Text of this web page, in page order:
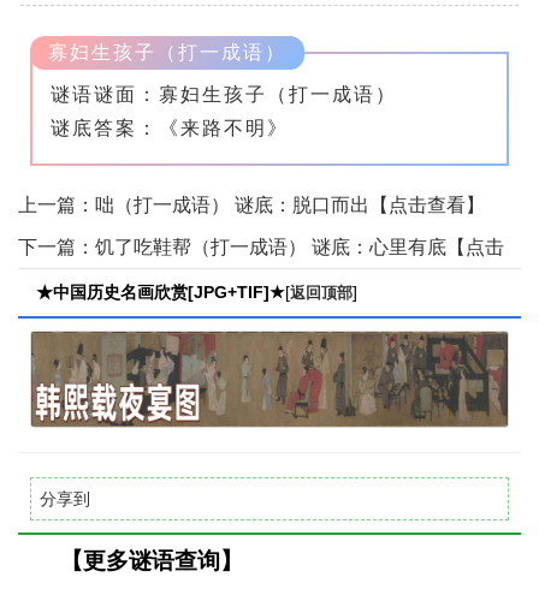
寡妇生孩子（打一成语）
谜语谜面：寡妇生孩子（打一成语）
谜底答案：《来路不明》
上一篇： 咄（打一成语） 谜底：脱口而出【点击查看】
下一篇： 饥了吃鞋帮（打一成语） 谜底：心里有底【点击
查看】
★中国历史名画欣赏[JPG+TIF]★[返回顶部]
分享到
【更多谜语查询】